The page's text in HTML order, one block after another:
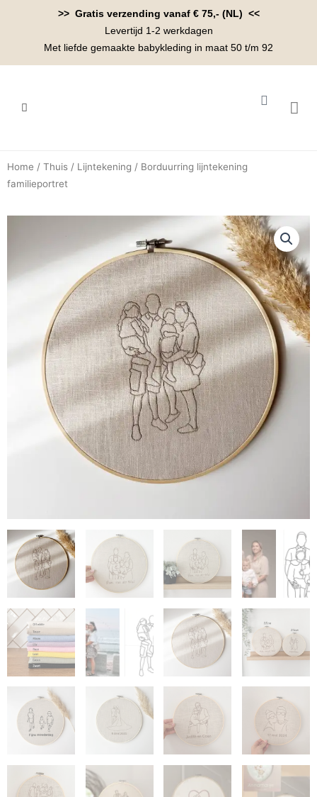
>> Gratis verzending vanaf € 75,- (NL) <<
Levertijd 1-2 werkdagen
Met liefde gemaakte babykleding in maat 50 t/m 92
Home / Thuis / Lijntekening / Borduurring lijntekening
familieportret